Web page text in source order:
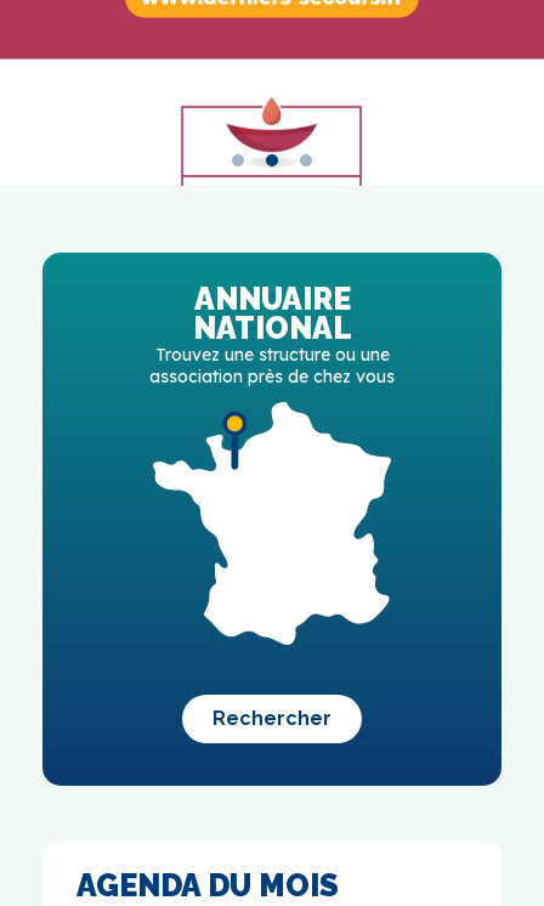
ANNUAIRE
NATIONAL
Trouvez une structure ou une
association près de chez vous
Rechercher
AGENDA DU MOIS